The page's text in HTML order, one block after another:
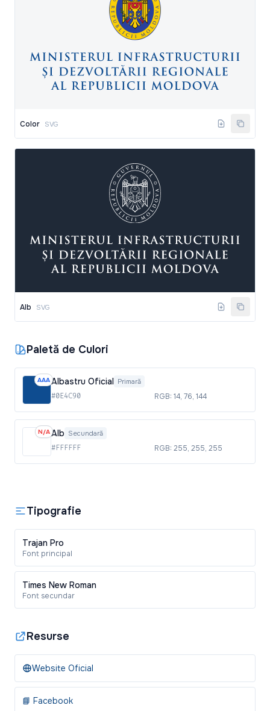
Color SVG
Alb SVG
Paletă de Culori
AAAAlbastru Oficial Primară
#0E4C90 RGB: 14, 76, 144
N/AAlb Secundară
#FFFFFF RGB: 255, 255, 255
Tipografie
Trajan Pro
Font principal
Times New Roman
Font secundar
Resurse
Website Oficial
📘 Facebook